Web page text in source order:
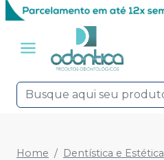
Home Dentística e Estética